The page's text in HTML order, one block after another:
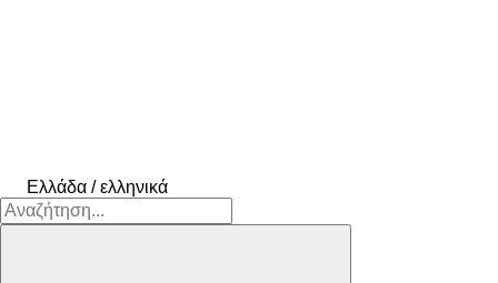
Ελλάδα / ελληνικά